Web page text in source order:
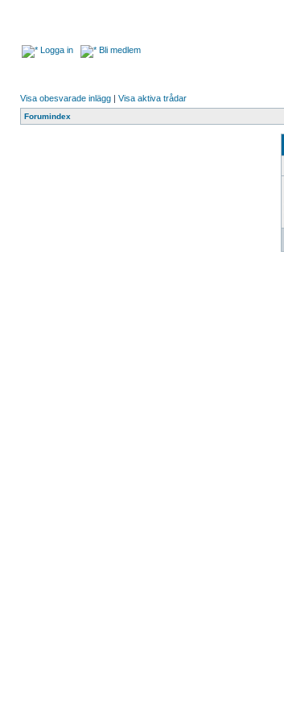
Logga in Bli medlem
Visa obesvarade inlägg | Visa aktiva trådar
Forumindex